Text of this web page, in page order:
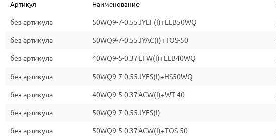
Артикул Наименование
без артикула 50WQ9-7-0.55JYEF(I)+ELB50WQ
без артикула 50WQ9-7-0.55JYAC(I)+TOS-50
без артикула 40WQ9-5-0.37EFW(I)+ELB40WQ
без артикула 50WQ9-7-0.55JYES(I)+HS50WQ
без артикула 40WQ9-5-0.37ACW(I)+WT-40
без артикула 50WQ9-7-0.55JYES(I)
без артикула 50WQ9-5-0.37ACW(I)+TOS-50